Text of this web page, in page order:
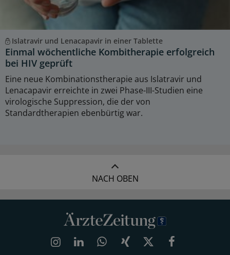
Islatravir und Lenacapavir in einer Tablette
Einmal wöchentliche Kombitherapie erfolgreich
bei HIV geprüft
Eine neue Kombinationstherapie aus Islatravir und
Lenacapavir erreichte in zwei Phase-III-Studien eine
virologische Suppression, die der von
Standardtherapien ebenbürtig war.
NACH OBEN